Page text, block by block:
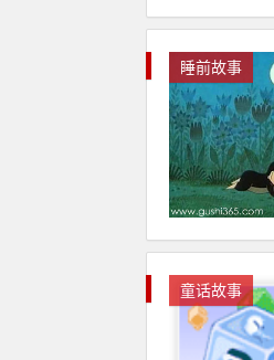
睡前故事
童话故事